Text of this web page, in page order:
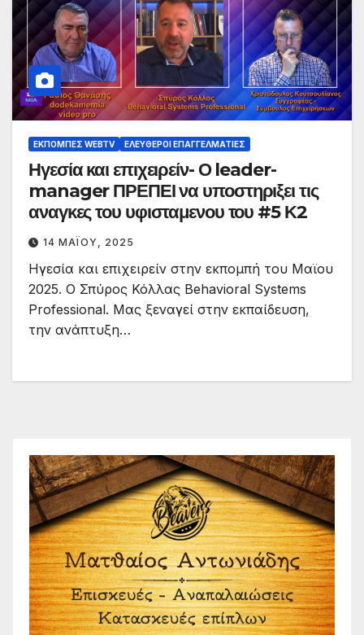
ΕΚΠΟΜΠΈΣ WEBTV ΕΛΕΎΘΕΡΟΙ ΕΠΑΓΓΕΛΜΑΤΊΕΣ
Ηγεσία και επιχειρείν- Ο leader-
manager ΠΡΕΠΕΙ να υποστηριξει τις
αναγκες του υφισταμενου του #5 Κ2
14 ΜΑΪ́ΟΥ, 2025
Ηγεσία και επιχειρείν στην εκπομπή του Μαϊου
2025. Ο Σπύρος Κόλλας Behavioral Systems
Professional. Μας ξεναγεί στην εκπαίδευση,
την ανάπτυξη…